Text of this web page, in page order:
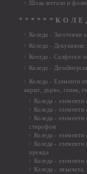
Шлак метали и
* * * * * * К О Л Е
Коледа - Заготовки
Коледа - Декупажни
Коелда - Салфетки
Коледа -
Коледа - Eлементи
акрил, дърво, глина,
Коледа - елементи
Коледа - елементи
Коледа - елементи
стирофом
Коледа - елементи
Коледа -
прежда
Коледа - елементи
Коледа -